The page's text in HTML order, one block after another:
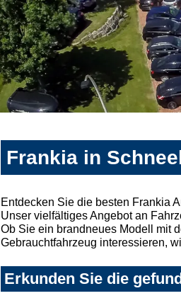
Frankia in
Entdecken Sie die besten Frankia
Unser vielfältiges Angebot an
Ob Sie ein brandneues Modell mit
Gebrauchtfahrzeug interessieren,
Erkunden Sie die